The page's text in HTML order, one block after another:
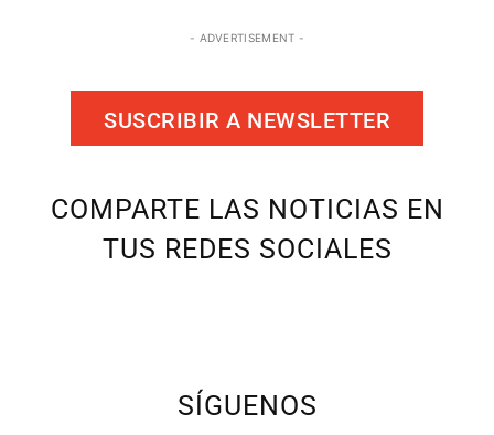
- ADVERTISEMENT -
SUSCRIBIR A NEWSLETTER
COMPARTE LAS NOTICIAS EN
TUS REDES SOCIALES
SÍGUENOS